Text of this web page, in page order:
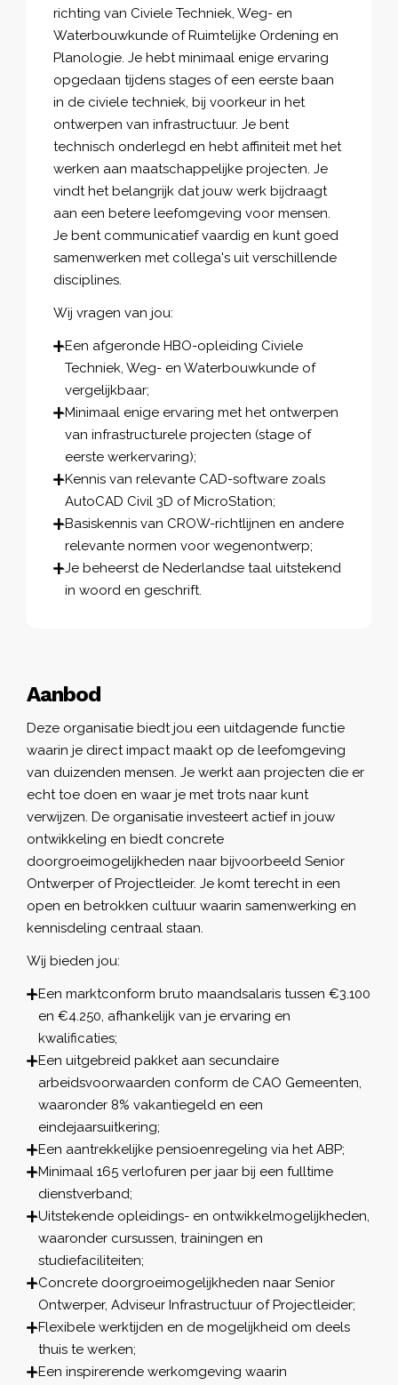
Aanbod
Deze organisatie biedt jou een uitdagende functie
waarin je direct impact maakt op de leefomgeving
van duizenden mensen. Je werkt aan projecten die er
echt toe doen en waar je met trots naar kunt
verwijzen. De organisatie investeert actief in jouw
ontwikkeling en biedt concrete
doorgroeimogelijkheden naar bijvoorbeeld Senior
Ontwerper of Projectleider. Je komt terecht in een
open en betrokken cultuur waarin samenwerking en
kennisdeling centraal staan.
Wij bieden jou:
Een marktconform bruto maandsalaris tussen €3.100
en €4.250, afhankelijk van je ervaring en
kwalificaties;
Een uitgebreid pakket aan secundaire
arbeidsvoorwaarden conform de CAO Gemeenten,
waaronder 8% vakantiegeld en een
eindejaarsuitkering;
Een aantrekkelijke pensioenregeling via het ABP;
Minimaal 165 verlofuren per jaar bij een fulltime
dienstverband;
Uitstekende opleidings- en ontwikkelmogelijkheden,
waaronder cursussen, trainingen en
studiefaciliteiten;
Concrete doorgroeimogelijkheden naar Senior
Ontwerper, Adviseur Infrastructuur of Projectleider;
Flexibele werktijden en de mogelijkheid om deels
thuis te werken;
Een inspirerende werkomgeving waarin
richting van Civiele Techniek, Weg- en
Waterbouwkunde of Ruimtelijke Ordening en
Planologie. Je hebt minimaal enige ervaring
opgedaan tijdens stages of een eerste baan
in de civiele techniek, bij voorkeur in het
ontwerpen van infrastructuur. Je bent
technisch onderlegd en hebt affiniteit met het
werken aan maatschappelijke projecten. Je
vindt het belangrijk dat jouw werk bijdraagt
aan een betere leefomgeving voor mensen.
Je bent communicatief vaardig en kunt goed
samenwerken met collega's uit verschillende
disciplines.
Wij vragen van jou:
Een afgeronde HBO-opleiding Civiele
Techniek, Weg- en Waterbouwkunde of
vergelijkbaar;
Minimaal enige ervaring met het ontwerpen
van infrastructurele projecten (stage of
eerste werkervaring);
Kennis van relevante CAD-software zoals
AutoCAD Civil 3D of MicroStation;
Basiskennis van CROW-richtlijnen en andere
relevante normen voor wegenontwerp;
Je beheerst de Nederlandse taal uitstekend
in woord en geschrift.